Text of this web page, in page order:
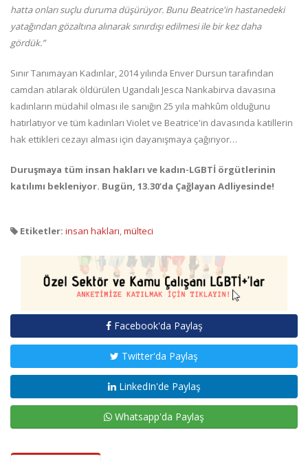
hatta onları suçlu duruma düşürüyor. Bunu Beatrice'in hastanedeki
yatağından gözaltına alınarak sınırdışı edilmesi ile bir kez daha
gördük.”
Sınır Tanımayan Kadınlar, 2014 yılında Enver Dursun tarafından
camdan atılarak öldürülen Ugandalı Jesca Nankabirva davasına
kadınların müdahil olması ile sanığın 25 yıla mahkûm olduğunu
hatırlatıyor ve tüm kadınları Violet ve Beatrice'in davasında katillerin
hak ettikleri cezayı alması için dayanışmaya çağırıyor…
Duruşmaya tüm insan hakları ve kadın-LGBTİ örgütlerinin
katılımı bekleniyor. Bugün, 13.30’da Çağlayan Adliyesinde!
Etiketler: insan hakları,mülteci
Facebook'da Paylaş
Twitter'da Paylaş
LinkedIn'de Paylaş
Whatsapp'da Paylaş